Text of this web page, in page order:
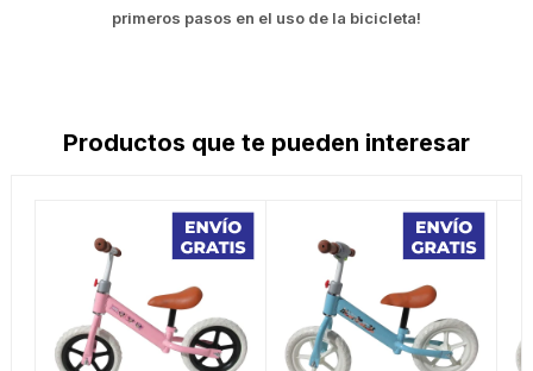
primeros pasos en el uso de la bicicleta!
Productos que te pueden interesar